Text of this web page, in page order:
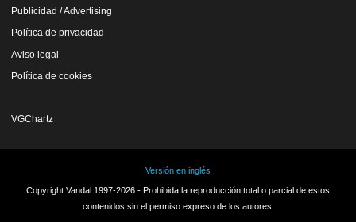
Publicidad / Advertising
Política de privacidad
Aviso legal
Política de cookies
VGChartz
Versión en inglés
Copyright Vandal 1997-2026 - Prohibida la reproducción total o parcial de estos
contenidos sin el permiso expreso de los autores.